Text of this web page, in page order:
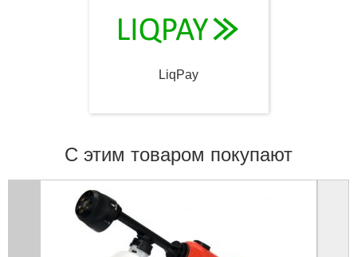
LiqPay
С этим товаром покупают